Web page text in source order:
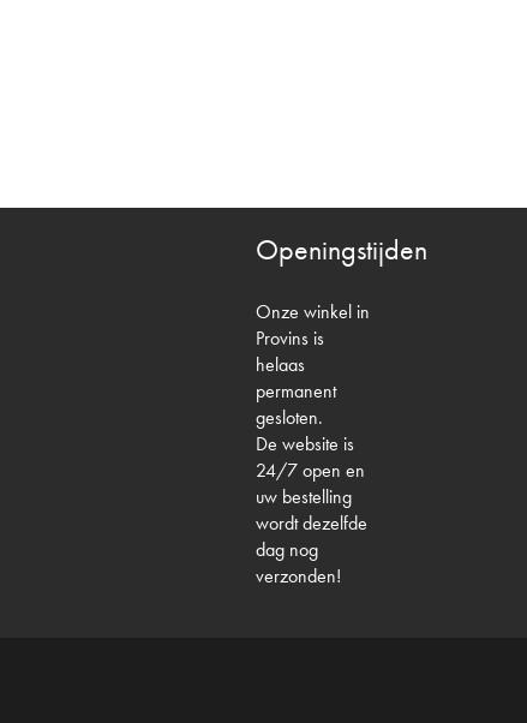
Openingstijden
Onze winkel in
Provins is
helaas
permanent
gesloten.
De website is
24/7 open en
uw bestelling
wordt dezelfde
dag nog
verzonden!